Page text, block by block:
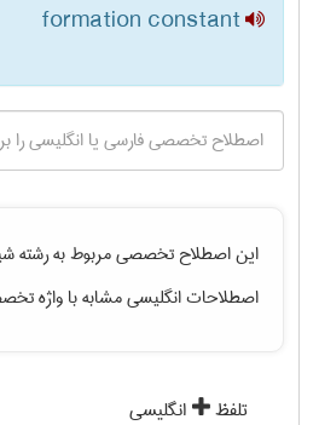
formation constant
این اصطلاح تخصصی مربوط به رشته
اصطلاحات انگلیسی مشابه با واژه
تلفظ انگلیسی